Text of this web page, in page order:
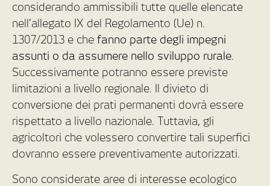
considerando ammissibili tutte quelle elencate
nell’allegato IX del Regolamento (Ue) n.
1307/2013 e che fanno parte degli impegni
assunti o da assumere nello sviluppo rurale.
Successivamente potranno essere previste
limitazioni a livello regionale. Il divieto di
conversione dei prati permanenti dovrà essere
rispettato a livello nazionale. Tuttavia, gli
agricoltori che volessero convertire tali superfici
dovranno essere preventivamente autorizzati.
Sono considerate aree di interesse ecologico